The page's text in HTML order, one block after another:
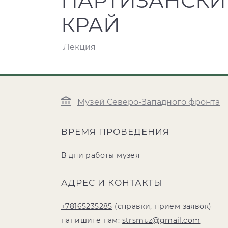
КРАЙ
Лекция
Музей Северо-Западного фронта
ВРЕМЯ ПРОВЕДЕНИЯ
В дни работы музея
АДРЕС И КОНТАКТЫ
+78165235285 (справки, прием заявок)
напишите нам: strsmuz@gmail.com